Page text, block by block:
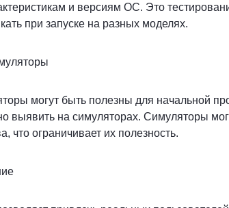
и версиям ОС. Это
при запуске на разных моделях.
могут быть полезны для начальной
выявить на симуляторах. Симуляторы
что ограничивает их полезность.